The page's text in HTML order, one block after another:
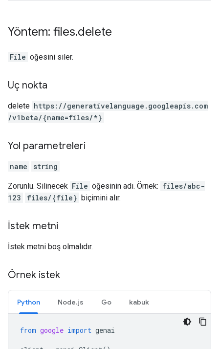
Yöntem: files.delete
File öğesini siler.
Uç nokta
delete https: / /generativelanguage.googleapis.com
/v1beta/{name=files/*}
Yol parametreleri
name string
Zorunlu. Silinecek File öğesinin adı. Örnek: files/abc-
123
files/{file} biçimini alır.
İstek metni
İstek metni boş olmalıdır.
Örnek istek
Python Node.js Go kabuk
from google import genai